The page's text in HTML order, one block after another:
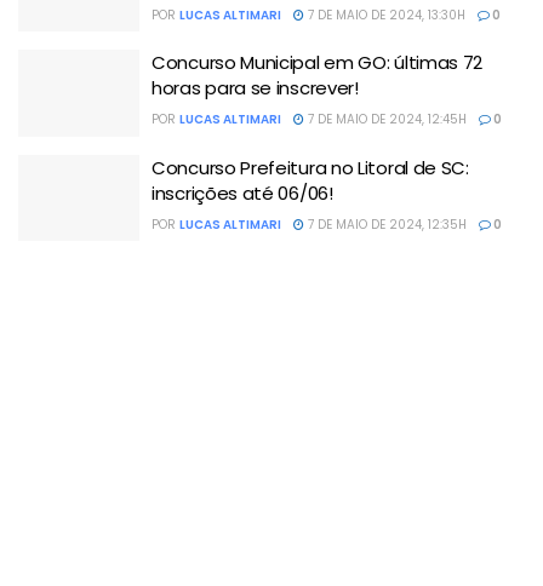
POR LUCAS ALTIMARI 7 DE MAIO DE 2024, 13:30H 0
Concurso Municipal em GO: últimas 72
horas para se inscrever!
POR LUCAS ALTIMARI 7 DE MAIO DE 2024, 12:45H 0
Concurso Prefeitura no Litoral de SC:
inscrições até 06/06!
POR LUCAS ALTIMARI 7 DE MAIO DE 2024, 12:35H 0